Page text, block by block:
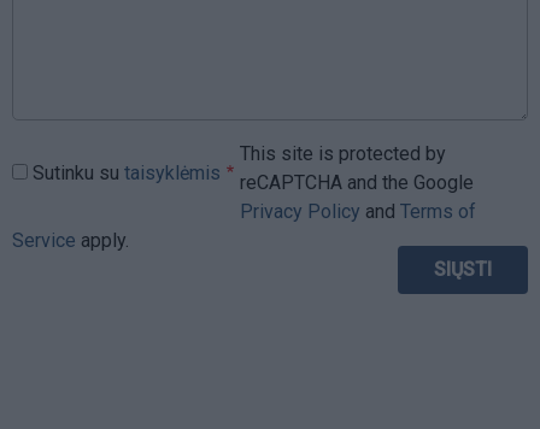
Sutinku su taisyklėmis
This site is protected by
reCAPTCHA and the Google
Privacy Policy and Terms of
Service apply.